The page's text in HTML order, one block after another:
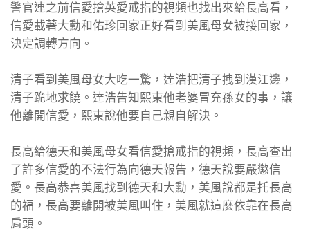
警官連之前信愛搶英愛戒指的視頻也找出來給長高看，
信愛載著大勳和佑珍回家正好看到美風母女被接回家，
決定調轉方向。
清子看到美風母女大吃一驚，達浩把清子拽到漢江邊，
清子跪地求饒。達浩告知熙東他老婆冒充孫女的事，讓
他離開信愛，熙東說他要自己親自解決。
長高給德天和美風母女看信愛搶戒指的視頻，長高查出
了許多信愛的不法行為向德天報告，德天說要嚴懲信
愛。長高恭喜美風找到德天和大勳，美風說都是托長高
的福，長高要離開被美風叫住，美風就這麼依靠在長高
肩頭。